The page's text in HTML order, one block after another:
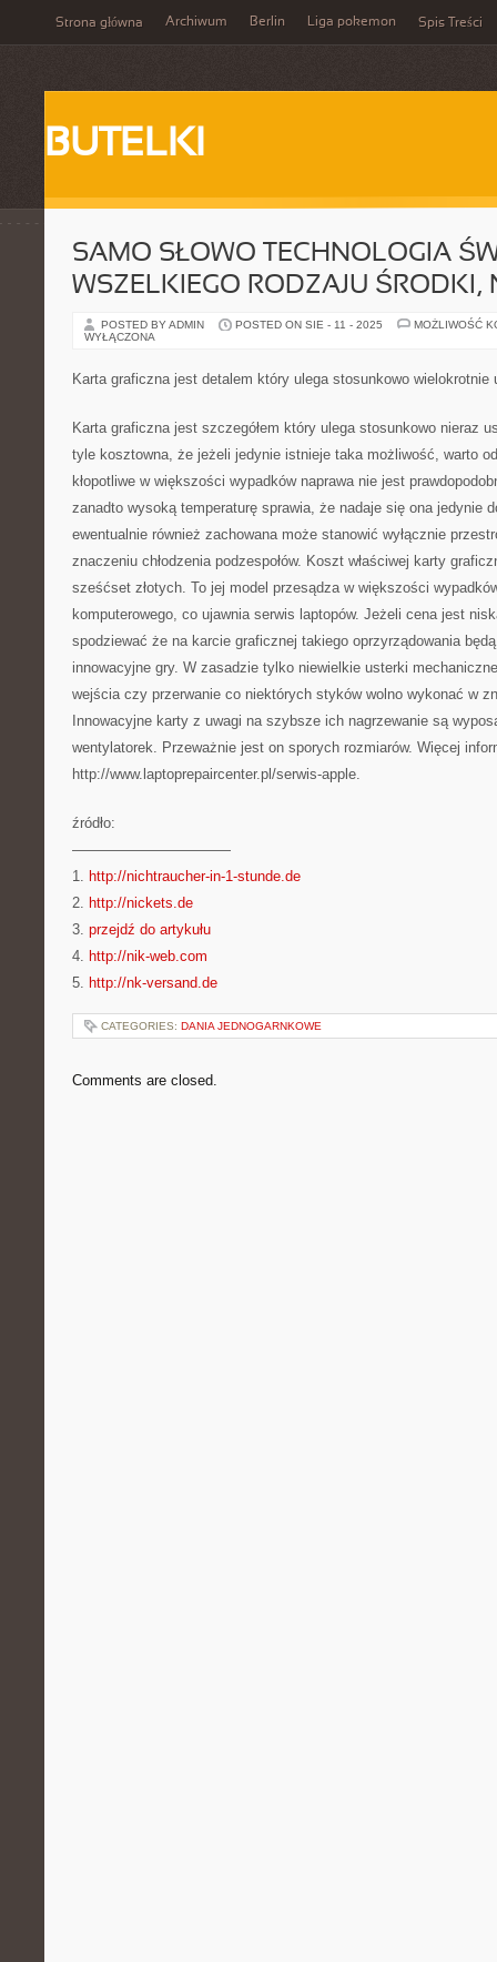
Strona główna Archiwum Berlin Liga pokemon Spis Treści
BUTELKI
SAMO SŁOWO TECHNOLOGIA
WSZELKIEGO RODZAJU ŚRODKI,
POSTED BY ADMIN POSTED ON SIE - 11 - 2025
MOŻLIWOŚĆ
WYŁĄCZONA
Karta graficzna jest detalem który ulega stosunkowo wielokrotnie
Karta graficzna jest szczegółem który ulega stosunkowo nieraz
tyle kosztowna, że jeżeli jedynie istnieje taka możliwość, warto
kłopotliwe w większości wypadków naprawa nie jest
zanadto wysoką temperaturę sprawia, że nadaje się ona jedynie
ewentualnie również zachowana może stanowić wyłącznie
znaczeniu chłodzenia podzespołów. Koszt właściwej karty
sześćset złotych. To jej model przesądza w większości
komputerowego, co ujawnia serwis laptopów. Jeżeli cena jest
spodziewać że na karcie graficznej takiego oprzyrządowania
innowacyjne gry. W zasadzie tylko niewielkie usterki
wejścia czy przerwanie co niektórych styków wolno wykonać w
Innowacyjne karty z uwagi na szybsze ich nagrzewanie są
wentylatorek. Przeważnie jest on sporych rozmiarów. Więcej
http://www.laptoprepaircenter.pl/serwis-apple.
źródło:
———————————
1. http://nichtraucher-in-1-stunde.de
2. http://nickets.de
3. przejdź do artykułu
4. http://nik-web.com
5. http://nk-versand.de
CATEGORIES: DANIA JEDNOGARNKOWE
Comments are closed.